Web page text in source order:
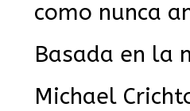
como nunca
Basada en la
Michael